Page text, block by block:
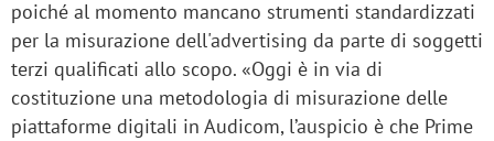
poiché al momento mancano strumenti standardizzati
per la misurazione dell'advertising da parte di soggetti
terzi qualificati allo scopo. «Oggi è in via di
costituzione una metodologia di misurazione delle
piattaforme digitali in Audicom, l’auspicio è che Prime